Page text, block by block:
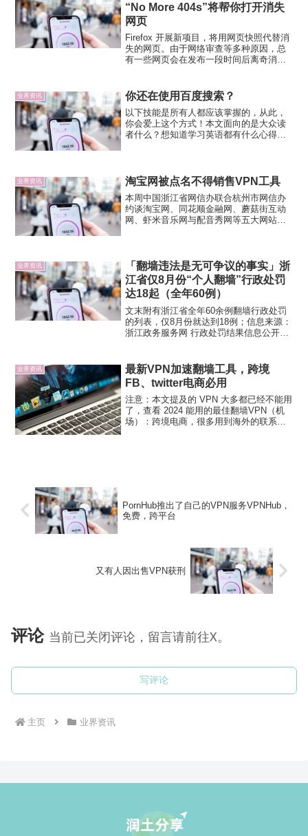
“No More 404s”将帮你打开消失
网页
Firefox 开展新项目，将用网页快照代替消
失的网页。由于网络审查等多种原因，总
有一些网页会在发布一段时间后离奇消
Cache），以便用户查询失效网页内容，
但这...
业界资讯 你还在使用百度搜索？
以下技能是所有人都应该掌握的，从此，
你会爱上这个方式！本文面向的是大众读
者什么？想知道学习英语都有什么心得和
你看到了一长串的广告，右...
业界资讯 淘宝网被点名不得销售VPN工具
本周中国浙江省网信办联合杭州市网信办
约谈淘宝网、同花顺金融网、蘑菇街互动
网、虾米音乐网与配音秀网等五大网站负
法》 正在迅速发酵，儘...
业界资讯
「翻墙违法是无可争议的事实」浙
江省仅8月份“个人翻墙”行政处罚
达18起（全年60例）
文末附有浙江省全年60余例翻墙行政处罚
的列表，仅8月份就达到18例；信息来源：
浙江政务服务网 行政处罚结果信息公开系
全国少有的提供关键词搜索的检索系统。
（PS：一个没有...
业界资讯
最新VPN加速翻墙工具，跨境
FB、twitter电商必用
注意：本文提及的 VPN 大多都已经不能用
了，查看 2024 能用的最佳翻墙VPN（机
场）：跨境电商，很多用到海外的联系工
PornHub推出了自己的VPN服务VPNHub，
免费，跨平台
又有人因出售VPN获刑
评论 当前已关闭评论，留言请前往X。
写评论
主页 业界资讯